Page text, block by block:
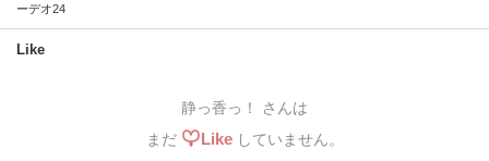
ーデオ24
Like
静っ香っ！ さんは
まだ
Likeしていません。